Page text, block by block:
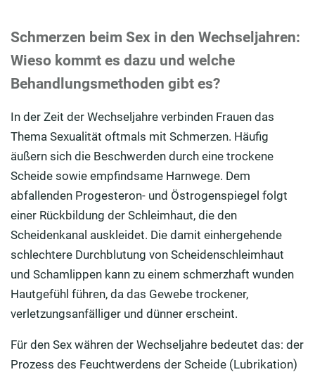
Schmerzen beim Sex in den Wechseljahren:
Wieso kommt es dazu und welche
Behandlungsmethoden gibt es?
In der Zeit der Wechseljahre verbinden Frauen das
Thema Sexualität oftmals mit Schmerzen. Häufig
äußern sich die Beschwerden durch eine trockene
Scheide sowie empfindsame Harnwege. Dem
abfallenden Progesteron- und Östrogenspiegel folgt
einer Rückbildung der Schleimhaut, die den
Scheidenkanal auskleidet. Die damit einhergehende
schlechtere Durchblutung von Scheidenschleimhaut
und Schamlippen kann zu einem schmerzhaft wunden
Hautgefühl führen, da das Gewebe trockener,
verletzungsanfälliger und dünner erscheint.
Für den Sex währen der Wechseljahre bedeutet das: der
Prozess des Feuchtwerdens der Scheide (Lubrikation)